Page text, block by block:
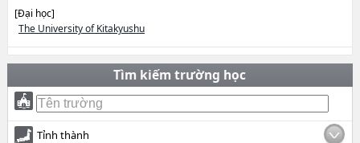
[Đại học]
The University of Kitakyushu
Tìm kiếm trường học
Tỉnh thành